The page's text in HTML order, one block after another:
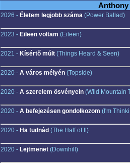
Anthony
2026 - Életem legjobb száma(Power Ballad)
2023 - Eileen voltam (Eileen)
2021 - Kísértő múlt(Things Heard & Seen)
2020 - A város mélyén(Topside)
2020 - A szerelem ösvényein(Wild Mountain
2020 - A befejezésen gondolkozom (I'm
2020 - Ha tudnád (The Half of It)
2020 - Lejtmenet(Downhill)